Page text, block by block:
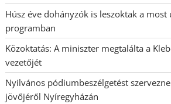
Húsz éve dohányzók is leszoktak a
programban
Közoktatás: A miniszter megtalálta a
vezetőjét
Nyilvános pódiumbeszélgetést
jövőjéről Nyíregyházán